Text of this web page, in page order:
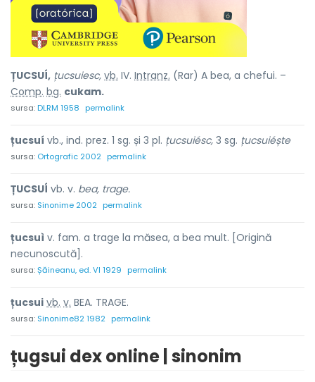
ȚUCSUÍ, țucsuiesc, vb. IV. Intranz. (Rar) A bea, a chefui. –
Comp. bg. cukam.
sursa:DLRM 1958 permalink
țucsuí vb., ind. prez. 1 sg. și 3 pl. țucsuiésc, 3 sg. țucsuiéște
sursa: Ortografic 2002 permalink
ȚUCSUÍ vb. v. bea, trage.
sursa: Sinonime 2002 permalink
țucsuì v. fam. a trage la măsea, a bea mult. [Origină
necunoscută].
sursa:Șăineanu, ed. VI 1929 permalink
țucsui vb. v. BEA. TRAGE.
sursa: Sinonime82 1982 permalink
țugsui dex online | sinonim